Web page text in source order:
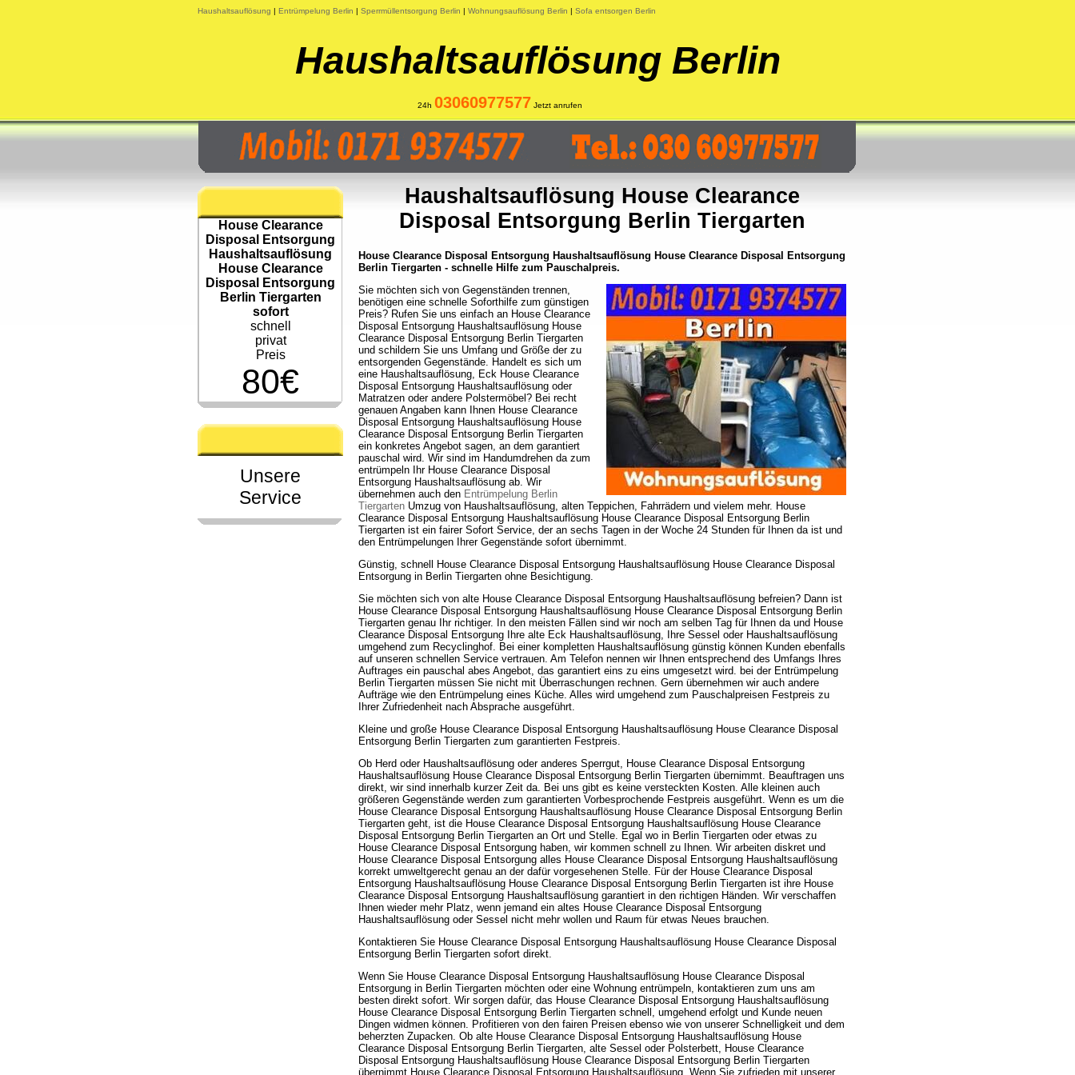
Haushaltsauflösung | Entrümpelung Berlin | Sperrmüllentsorgung Berlin | Wohnungsauflösung Berlin | Sofa entsorgen Berlin
Haushaltsauflösung Berlin
24h 03060977577 Jetzt anrufen
House Clearance
Disposal Entsorgung
Haushaltsauflösung
House Clearance
Disposal Entsorgung
Berlin Tiergarten
sofort
schnell
privat
Preis
80€
Unsere
Service
Haushaltsauflösung House Clearance
Disposal Entsorgung Berlin Tiergarten
House Clearance Disposal Entsorgung Haushaltsauflösung House Clearance Disposal Entsorgung
Berlin Tiergarten - schnelle Hilfe zum Pauschalpreis.
Sie möchten sich von Gegenständen trennen,
benötigen eine schnelle Soforthilfe zum günstigen
Preis? Rufen Sie uns einfach an House Clearance
Disposal Entsorgung Haushaltsauflösung House
Clearance Disposal Entsorgung Berlin Tiergarten
und schildern Sie uns Umfang und Größe der zu
entsorgenden Gegenstände. Handelt es sich um
eine Haushaltsauflösung, Eck House Clearance
Disposal Entsorgung Haushaltsauflösung oder
Matratzen oder andere Polstermöbel? Bei recht
genauen Angaben kann Ihnen House Clearance
Disposal Entsorgung Haushaltsauflösung House
Clearance Disposal Entsorgung Berlin Tiergarten
ein konkretes Angebot sagen, an dem garantiert
pauschal wird. Wir sind im Handumdrehen da zum
entrümpeln Ihr House Clearance Disposal
Entsorgung Haushaltsauflösung ab. Wir
übernehmen auch den Entrümpelung Berlin
Tiergarten Umzug von Haushaltsauflösung, alten Teppichen, Fahrrädern und vielem mehr. House
Clearance Disposal Entsorgung Haushaltsauflösung House Clearance Disposal Entsorgung Berlin
Tiergarten ist ein fairer Sofort Service, der an sechs Tagen in der Woche 24 Stunden für Ihnen da ist und
den Entrümpelungen Ihrer Gegenstände sofort übernimmt.
Günstig, schnell House Clearance Disposal Entsorgung Haushaltsauflösung House Clearance Disposal
Entsorgung in Berlin Tiergarten ohne Besichtigung.
Sie möchten sich von alte House Clearance Disposal Entsorgung Haushaltsauflösung befreien? Dann ist
House Clearance Disposal Entsorgung Haushaltsauflösung House Clearance Disposal Entsorgung Berlin
Tiergarten genau Ihr richtiger. In den meisten Fällen sind wir noch am selben Tag für Ihnen da und House
Clearance Disposal Entsorgung Ihre alte Eck Haushaltsauflösung, Ihre Sessel oder Haushaltsauflösung
umgehend zum Recyclinghof. Bei einer kompletten Haushaltsauflösung günstig können Kunden ebenfalls
auf unseren schnellen Service vertrauen. Am Telefon nennen wir Ihnen entsprechend des Umfangs Ihres
Auftrages ein pauschal abes Angebot, das garantiert eins zu eins umgesetzt wird. bei der Entrümpelung
Berlin Tiergarten müssen Sie nicht mit Überraschungen rechnen. Gern übernehmen wir auch andere
Aufträge wie den Entrümpelung eines Küche. Alles wird umgehend zum Pauschalpreisen Festpreis zu
Ihrer Zufriedenheit nach Absprache ausgeführt.
Kleine und große House Clearance Disposal Entsorgung Haushaltsauflösung House Clearance Disposal
Entsorgung Berlin Tiergarten zum garantierten Festpreis.
Ob Herd oder Haushaltsauflösung oder anderes Sperrgut, House Clearance Disposal Entsorgung
Haushaltsauflösung House Clearance Disposal Entsorgung Berlin Tiergarten übernimmt. Beauftragen uns
direkt, wir sind innerhalb kurzer Zeit da. Bei uns gibt es keine versteckten Kosten. Alle kleinen auch
größeren Gegenstände werden zum garantierten Vorbesprochende Festpreis ausgeführt. Wenn es um die
House Clearance Disposal Entsorgung Haushaltsauflösung House Clearance Disposal Entsorgung Berlin
Tiergarten geht, ist die House Clearance Disposal Entsorgung Haushaltsauflösung House Clearance
Disposal Entsorgung Berlin Tiergarten an Ort und Stelle. Egal wo in Berlin Tiergarten oder etwas zu
House Clearance Disposal Entsorgung haben, wir kommen schnell zu Ihnen. Wir arbeiten diskret und
House Clearance Disposal Entsorgung alles House Clearance Disposal Entsorgung Haushaltsauflösung
korrekt umweltgerecht genau an der dafür vorgesehenen Stelle. Für der House Clearance Disposal
Entsorgung Haushaltsauflösung House Clearance Disposal Entsorgung Berlin Tiergarten ist ihre House
Clearance Disposal Entsorgung Haushaltsauflösung garantiert in den richtigen Händen. Wir verschaffen
Ihnen wieder mehr Platz, wenn jemand ein altes House Clearance Disposal Entsorgung
Haushaltsauflösung oder Sessel nicht mehr wollen und Raum für etwas Neues brauchen.
Kontaktieren Sie House Clearance Disposal Entsorgung Haushaltsauflösung House Clearance Disposal
Entsorgung Berlin Tiergarten sofort direkt.
Wenn Sie House Clearance Disposal Entsorgung Haushaltsauflösung House Clearance Disposal
Entsorgung in Berlin Tiergarten möchten oder eine Wohnung entrümpeln, kontaktieren zum uns am
besten direkt sofort. Wir sorgen dafür, das House Clearance Disposal Entsorgung Haushaltsauflösung
House Clearance Disposal Entsorgung Berlin Tiergarten schnell, umgehend erfolgt und Kunde neuen
Dingen widmen können. Profitieren von den fairen Preisen ebenso wie von unserer Schnelligkeit und dem
beherzten Zupacken. Ob alte House Clearance Disposal Entsorgung Haushaltsauflösung House
Clearance Disposal Entsorgung Berlin Tiergarten, alte Sessel oder Polsterbett, House Clearance
Disposal Entsorgung Haushaltsauflösung House Clearance Disposal Entsorgung Berlin Tiergarten
übernimmt House Clearance Disposal Entsorgung Haushaltsauflösung. Wenn Sie zufrieden mit unserer